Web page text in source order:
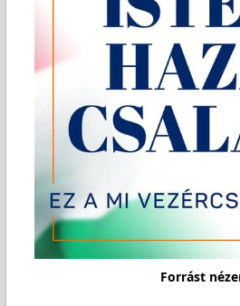
Forrást